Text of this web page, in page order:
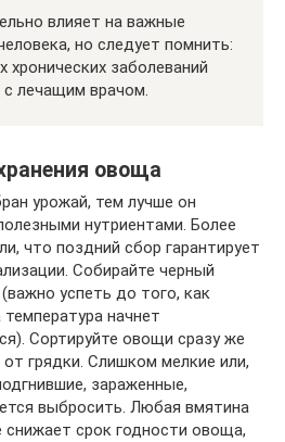
влияет на важные
но следует помнить:
хронических заболеваний
с лечащим врачом.
овоща
урожай, тем лучше он
нутриентами. Более
что поздний сбор гарантирует
Собирайте черный
успеть до того, как
начнет
Сортируйте овощи сразу же
грядки. Слишком мелкие или,
зараженные,
выбросить. Любая вмятина
снижает срок годности овоща,